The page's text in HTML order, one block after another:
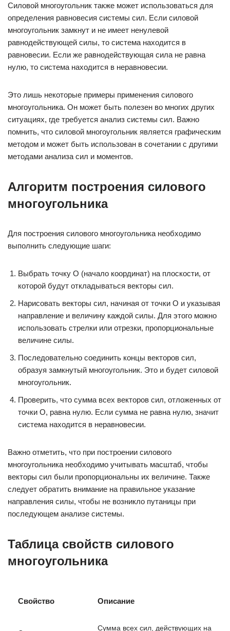
Силовой многоугольник также может использоваться для
определения равновесия системы сил. Если силовой
многоугольник замкнут и не имеет ненулевой
равнодействующей силы, то система находится в
равновесии. Если же равнодействующая сила не равна
нулю, то система находится в неравновесии.
Это лишь некоторые примеры применения силового
многоугольника. Он может быть полезен во многих других
ситуациях, где требуется анализ системы сил. Важно
помнить, что силовой многоугольник является графическим
методом и может быть использован в сочетании с другими
методами анализа сил и моментов.
Алгоритм построения силового
многоугольника
Для построения силового многоугольника необходимо
выполнить следующие шаги:
Выбрать точку O (начало координат) на плоскости, от
которой будут откладываться векторы сил.
Нарисовать векторы сил, начиная от точки O и указывая
направление и величину каждой силы. Для этого можно
использовать стрелки или отрезки, пропорциональные
величине силы.
Последовательно соединить концы векторов сил,
образуя замкнутый многоугольник. Это и будет силовой
многоугольник.
Проверить, что сумма всех векторов сил, отложенных от
точки O, равна нулю. Если сумма не равна нулю, значит
система находится в неравновесии.
Важно отметить, что при построении силового
многоугольника необходимо учитывать масштаб, чтобы
векторы сил были пропорциональны их величине. Также
следует обратить внимание на правильное указание
направления силы, чтобы не возникло путаницы при
последующем анализе системы.
Таблица свойств силового
многоугольника
Свойство Описание
Сумма всех сил, действующих на